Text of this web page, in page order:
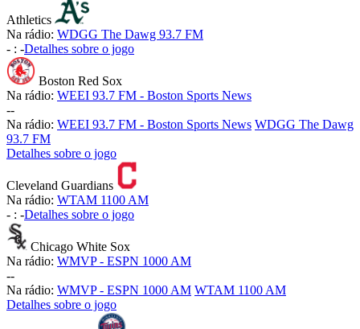
Athletics
Na rádio: WDGG The Dawg 93.7 FM
- : -Detalhes sobre o jogo
Boston Red Sox
Na rádio: WEEI 93.7 FM - Boston Sports News
--
Na rádio: WEEI 93.7 FM - Boston Sports News WDGG The Dawg
93.7 FM
Detalhes sobre o jogo
Cleveland Guardians
Na rádio: WTAM 1100 AM
- : -Detalhes sobre o jogo
Chicago White Sox
Na rádio: WMVP - ESPN 1000 AM
--
Na rádio: WMVP - ESPN 1000 AM WTAM 1100 AM
Detalhes sobre o jogo